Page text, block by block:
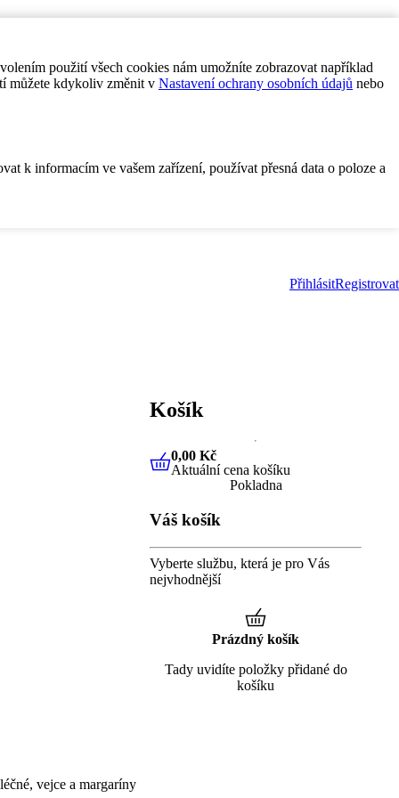
použití všech cookies nám umožníte zobrazovat například
můžete kdykoliv změnit v Nastavení ochrany osobních údajů nebo
k informacím ve vašem zařízení, používat přesná data o poloze a
PřihlásitRegistrovat
vejce a margaríny
Košík
0,00 KčAktuální cena košíku
0,00 Kč
Aktuální cena košíku
Pokladna
Váš košík
Vyberte službu, která je pro Vás
nejvhodnější
Prázdný košík
Tady uvidíte položky přidané do
košíku